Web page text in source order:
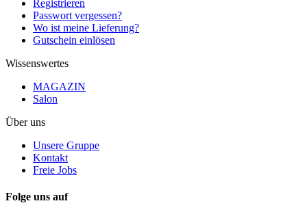
Registrieren
Passwort vergessen?
Wo ist meine Lieferung?
Gutschein einlösen
Wissenswertes
MAGAZIN
Salon
Über uns
Unsere Gruppe
Kontakt
Freie Jobs
Folge uns auf